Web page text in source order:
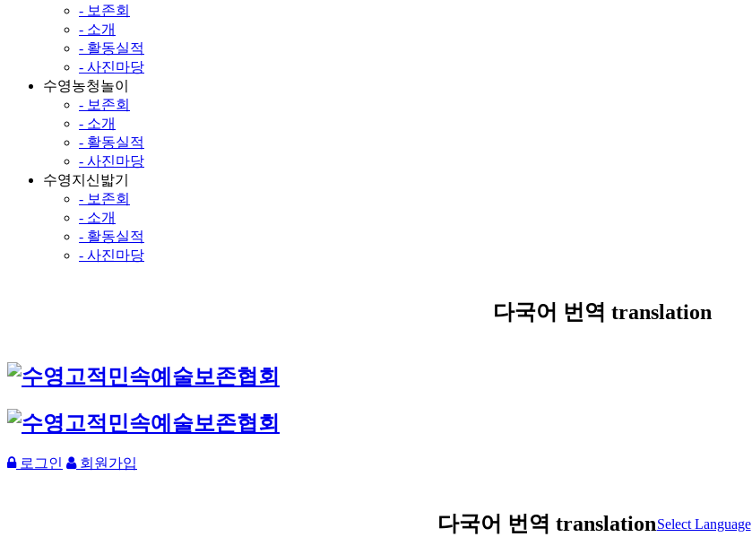
- 보존회
- 소개
- 활동실적
- 사진마당
수영농청놀이
- 보존회
- 소개
- 활동실적
- 사진마당
수영지신밟기
- 보존회
- 소개
- 활동실적
- 사진마당
다국어 번역 translation
로그인 회원가입
다국어 번역 translationSelect Language